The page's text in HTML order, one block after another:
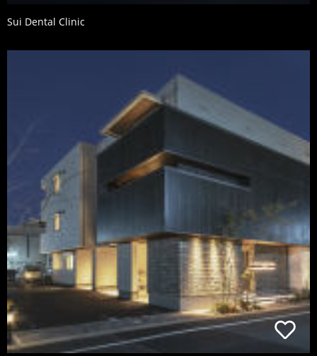
Sui Dental Clinic